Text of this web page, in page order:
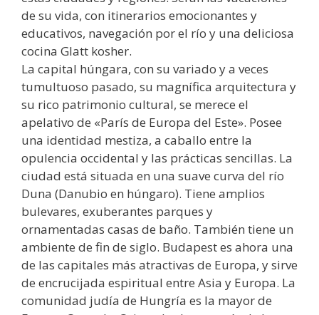
de su vida, con itinerarios emocionantes y
educativos, navegación por el río y una deliciosa
cocina Glatt kosher.
La capital húngara, con su variado y a veces
tumultuoso pasado, su magnífica arquitectura y
su rico patrimonio cultural, se merece el
apelativo de «París de Europa del Este». Posee
una identidad mestiza, a caballo entre la
opulencia occidental y las prácticas sencillas. La
ciudad está situada en una suave curva del río
Duna (Danubio en húngaro). Tiene amplios
bulevares, exuberantes parques y
ornamentadas casas de baño. También tiene un
ambiente de fin de siglo. Budapest es ahora una
de las capitales más atractivas de Europa, y sirve
de encrucijada espiritual entre Asia y Europa. La
comunidad judía de Hungría es la mayor de